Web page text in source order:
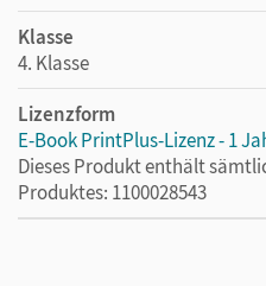
Klasse
4. Klasse
Lizenzform
E-Book PrintPlus-Lizenz - 1
Dieses Produkt enthält
Produktes: 1100028543